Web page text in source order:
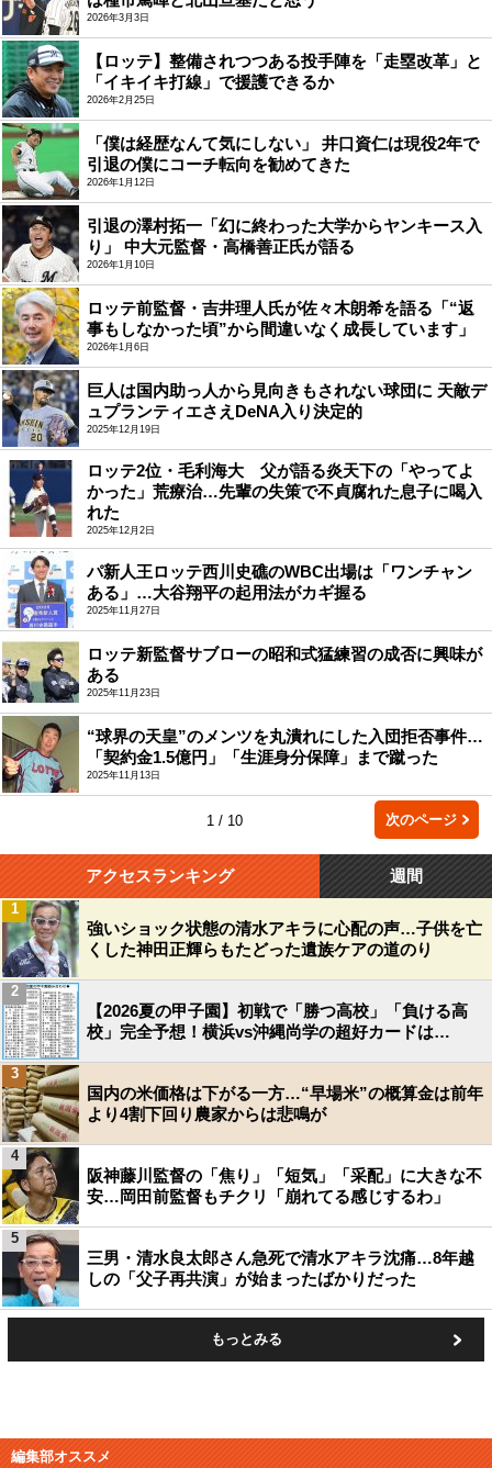
2026年3月3日
【ロッテ】整備されつつある投手陣を「走塁改革」と
「イキイキ打線」で援護できるか
2026年2月25日
「僕は経歴なんて気にしない」 井口資仁は現役2年で
引退の僕にコーチ転向を勧めてきた
2026年1月12日
引退の澤村拓一「幻に終わった大学からヤンキース入
り」 中大元監督・高橋善正氏が語る
2026年1月10日
ロッテ前監督・吉井理人氏が佐々木朗希を語る「“返
事もしなかった頃”から間違いなく成長しています」
2026年1月6日
巨人は国内助っ人から見向きもされない球団に 天敵デ
ュプランティエさえDeNA入り決定的
2025年12月19日
ロッテ2位・毛利海大 父が語る炎天下の「やってよ
かった」荒療治…先輩の失策で不貞腐れた息子に喝入
れた
2025年12月2日
パ新人王ロッテ西川史礁のWBC出場は「ワンチャン
ある」…大谷翔平の起用法がカギ握る
2025年11月27日
ロッテ新監督サブローの昭和式猛練習の成否に興味が
ある
2025年11月23日
“球界の天皇”のメンツを丸潰れにした入団拒否事件…
「契約金1.5億円」「生涯身分保障」まで蹴った
2025年11月13日
1 / 10 次のページ
アクセスランキング 週間
強いショック状態の清水アキラに心配の声…子供を亡
くした神田正輝らもたどった遺族ケアの道のり
1
【2026夏の甲子園】初戦で「勝つ高校」「負ける高
校」完全予想！横浜vs沖縄尚学の超好カードは…
2
国内の米価格は下がる一方…“早場米”の概算金は前年
より4割下回り農家からは悲鳴が
3
阪神藤川監督の「焦り」「短気」「采配」に大きな不
安…岡田前監督もチクリ「崩れてる感じするわ」
4
三男・清水良太郎さん急死で清水アキラ沈痛…8年越
しの「父子再共演」が始まったばかりだった
5
もっとみる
編集部オススメ